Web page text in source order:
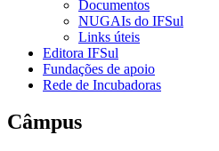
Documentos
NUGAIs do IFSul
Links úteis
Editora IFSul
Fundações de apoio
Rede de Incubadoras
Câmpus